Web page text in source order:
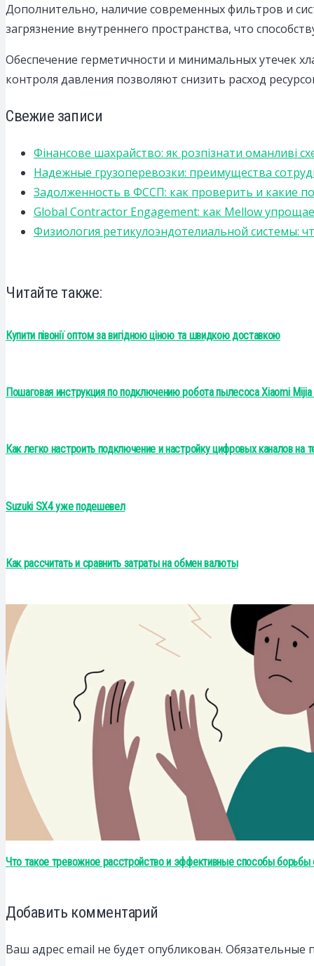
Дополнительно, наличие современных фильтров и
загрязнение внутреннего пространства, что
Обеспечение герметичности и минимальных утечек
контроля давления позволяют снизить расход
Свежие записи
Фінансове шахрайство: як розпізнати оманливі
Надежные грузоперевозки: преимущества
Задолженность в ФССП: как проверить и какие
Global Contractor Engagement: как Mellow
Физиология ретикулоэндотелиальной системы:
Читайте также:
Купити півонії оптом за вигідною ціною та швидкою доставкою
Пошаговая инструкция по подключению робота пылесоса Xiaomi
Как легко настроить подключение и настройку цифровых каналов на
Suzuki SX4 уже подешевел
Как рассчитать и сравнить затраты на обмен валюты
Что такое тревожное расстройство и эффективные способы борьбы
Добавить комментарий
Ваш адрес email не будет опубликован. Обязательные